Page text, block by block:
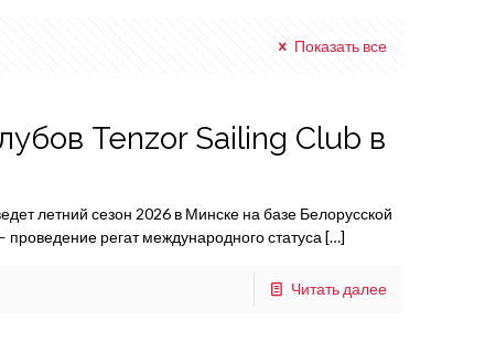
Показать все
Tenzor Sailing Club в
летний сезон 2026 в Минске на базе Белорусской
регат международного статуса […]
Читать далее